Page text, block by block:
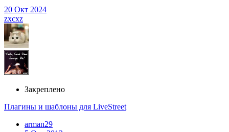
20 Окт 2024
zxcxz
Закреплено
Плагины и шаблоны для LiveStreet
arman29